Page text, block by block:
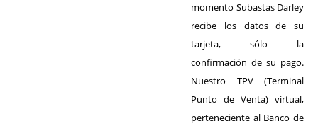
momento Subastas Darley
recibe los datos de su
tarjeta, sólo la
confirmación de su pago.
Nuestro TPV (Terminal
Punto de Venta) virtual,
perteneciente al Banco de